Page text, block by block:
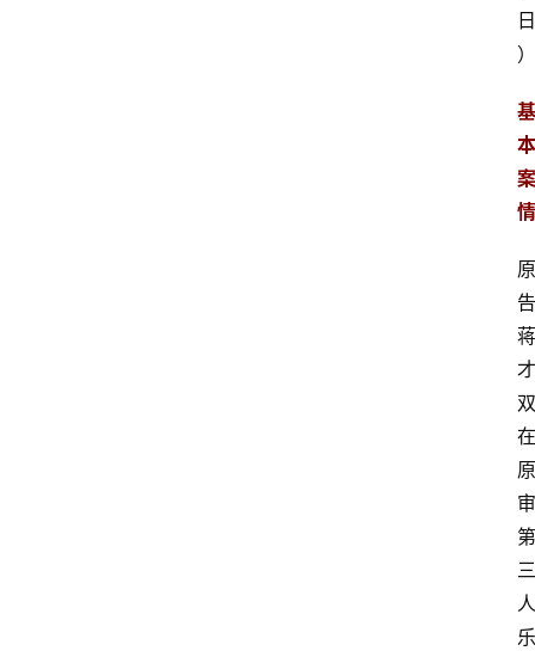
日
）
基
本
案
情
原
告
蒋
才
双
在
原
审
第
三
人
乐